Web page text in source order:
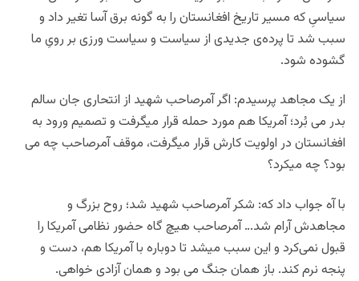
سیاسیِ که مسیر تاریخ افغانستان را به گونه برق آسا تغیر داد و
سبب شد تا پرده‌ی جدیدی از سیاست و سیاست ورزی بر رویِ ما
گشوده شود.
از یک مجاهد پرسیدم: اگر آمرصاحب شهید از انتحاری جان سالم
بدر می بُرد؛ آمریکا هم مورد حمله قرار میگرفت و تصمیم ورود به
افغانستان در اولویت کارش قرار میگرفت، موقف آمرصاحب چه می
بود؟ چه میکرد؟
با آه جواب داد که: شکر آمرصاحب شهید شد؛ روح بزرگ و
مجاهدش آرام شد… آمرصاحب هیچ گاه حضور نظامی آمریکا را
قبول نمی‌کرد و این سبب میشد تا دوباره با آمریکا هم، دست و
پنجه نرم کند. باز همان جنگ می بود و همان آزادی خواهی.